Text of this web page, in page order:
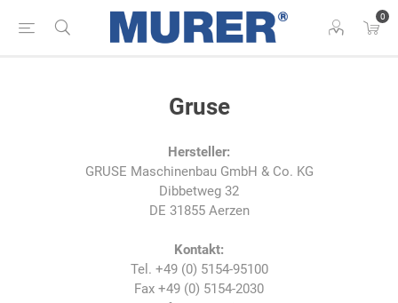
0
Gruse
Hersteller:
GRUSE Maschinenbau GmbH & Co. KG
Dibbetweg 32
DE 31855 Aerzen
Kontakt:
Tel. +49 (0) 5154-95100
Fax +49 (0) 5154-2030